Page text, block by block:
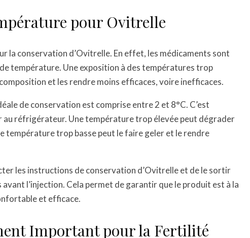
pour Ovitrelle
la conservation d’Ovitrelle. En effet, les médicaments sont
température. Une exposition à des températures trop
et les rendre moins efficaces, voire inefficaces.
de conservation est comprise entre 2 et 8°C. C’est
réfrigérateur. Une température trop élevée peut dégrader
température trop basse peut le faire geler et le rendre
les instructions de conservation d’Ovitrelle et de le sortir
l’injection. Cela permet de garantir que le produit est à la
et efficace.
Important pour la Fertilité